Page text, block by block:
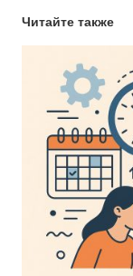
Читайте также